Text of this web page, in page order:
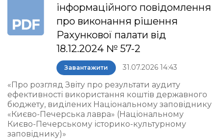
інформаційного повідомлення
про виконання рішення
Рахункової палати від
18.12.2024 № 57-2
Завантажити 31.07.2026 14:43
«Про розгляд Звіту про результати аудиту
ефективності використання коштів державного
бюджету, виділених Національному заповіднику
«Києво-Печерська лавра» (Національному
Києво-Печерському історико-культурному
заповіднику)»